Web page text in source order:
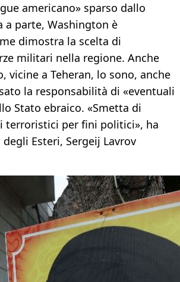
americano» sparso dallo
a parte, Washington è
dimostra la scelta di
militari nella regione. Anche
vicine a Teheran, lo sono, anche
la responsabilità di «eventuali
Stato ebraico. «Smetta di
terroristici per fini politici», ha
Esteri, Sergeij Lavrov